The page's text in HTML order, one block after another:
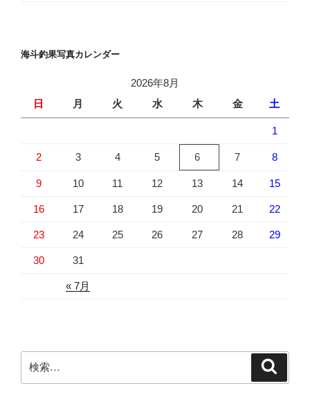
海斗釣果写真カレンダー
2026年8月
日
月 火 水 木 金 土
« 7月
1
2 3 4 5 6 7 8
9 10 11 12 13 14 15
16 17 18 19 20 21 22
23 24 25 26 27 28 29
30 31
検
索: